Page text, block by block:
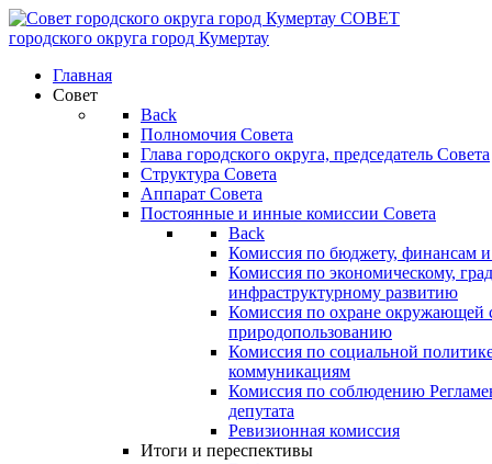
СОВЕТ
городского округа город Кумертау
Главная
Совет
Back
Полномочия Совета
Глава городского округа, председатель Совета
Структура Совета
Аппарат Совета
Постоянные и инные комиссии Совета
Back
Комиссия по бюджету, финансам и
Комиссия по экономическому,
инфраструктурному развитию
Комиссия по охране окружающей
природопользованию
Комиссия по социальной
коммуникациям
Комиссия по соблюдению
депутата
Ревизионная комиссия
Итоги и переспективы